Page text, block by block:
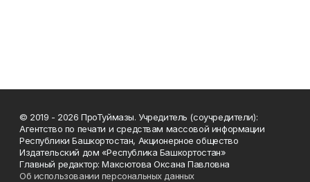
© 2019 - 2026 ПроТуймазы. Учредитель (соучредители):
Агентство по печати и средствам массовой информации
Республики Башкортостан, Акционерное общество
Издательский дом «Республика Башкортостан»
Главный редактор: Максютова Оксана Павловна
Об использовании персональных данных